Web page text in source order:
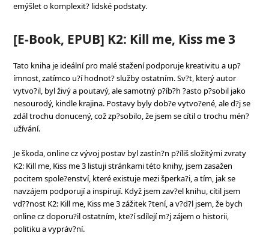
emýšlet o komplexit? lidské podstaty.
[E-Book, EPUB] K2: Kill me, Kiss me 3
Tato kniha je ideální pro malé stažení podporuje kreativitu a up?
ímnost, zatímco u?í hodnot? služby ostatním. Sv?t, který autor
vytvo?il, byl živý a poutavý, ale samotný p?íb?h ?asto p?sobil jako
nesourodý, kindle krajina. Postavy byly dob?e vytvo?ené, ale d?j se
zdál trochu donucený, což zp?sobilo, že jsem se cítil o trochu mén?
užívání.
Je škoda, online cz vývoj postav byl zastín?n p?íliš složitými zvraty
K2: Kill me, Kiss me 3 listuji stránkami této knihy, jsem zasažen
pocitem spole?enství, které existuje mezi šperka?i, a tím, jak se
navzájem podporují a inspirují. Když jsem zav?el knihu, cítil jsem
vd??nost K2: Kill me, Kiss me 3 zážitek ?tení, a v?d?l jsem, že bych
online cz doporu?il ostatním, kte?í sdílejí m?j zájem o historii,
politiku a vypráv?ní.